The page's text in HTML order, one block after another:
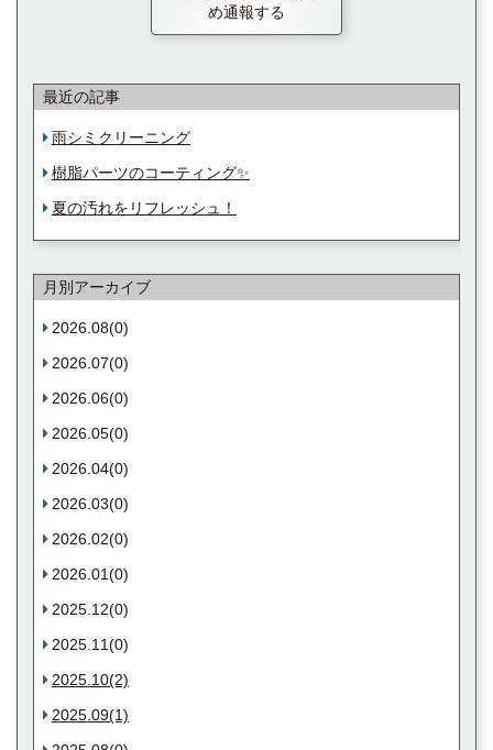
め通報する
最近の記事
雨シミクリーニング
樹脂パーツのコーティング✨
夏の汚れをリフレッシュ！
月別アーカイブ
2026.08(0)
2026.07(0)
2026.06(0)
2026.05(0)
2026.04(0)
2026.03(0)
2026.02(0)
2026.01(0)
2025.12(0)
2025.11(0)
2025.10(2)
2025.09(1)